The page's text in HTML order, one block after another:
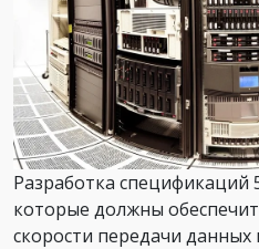
Разработка спецификаций
которые должны
скорости передачи